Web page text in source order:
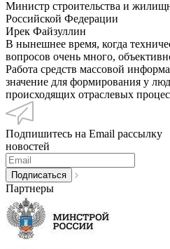
Министр строительства и
Российской Федерации
Ирек Файзуллин
В нынешнее время, когда
вопросов очень много,
Работа средств массовой
значение для формирования у
происходящих отраслевых
Подпишитесь на Email рассылку
новостей
Партнеры